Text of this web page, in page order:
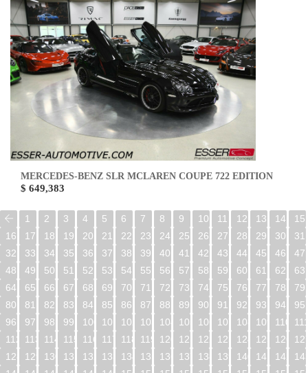
MERCEDES-BENZ SLR MCLAREN COUPE 722 EDITION
$ 649,383
1 2 3 4 5 6 7 8 9 10 11 12 13 14
15
16
17 18 19 20 21 22 23 24 25 26 27 28 29 30
31
32
33 34 35 36 37 38 39 40 41 42 43 44 45 46
47
48
49 50 51 52 53 54 55 56 57 58 59 60 61 62
63
64
65 66 67 68 69 70 71 72 73 74 75 76 77 78
79
80
81 82 83 84 85 86 87 88 89 90 91 92 93 94
95
96
97 98 99 100 101 102 103 104 105 106 107 108 109 110
112
113 114 115 116 117 118 119 120 121 122 123 124 125 126
128
129 130 131 132 133 134 135 136 137 138 139 140 141 142